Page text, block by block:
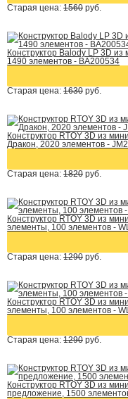
Старая цена: 1560 руб.
Конструктор Balody LP 3D
1490 элементов - BA200534
Старая цена: 1630 руб.
Конструктор RTOY 3D из
Дракон, 2020 элементов -
Старая цена: 1820 руб.
Конструктор RTOY 3D из
элементы, 100 элементов -
Старая цена: 1290 руб.
Конструктор RTOY 3D из
элементы, 100 элементов -
Старая цена: 1290 руб.
Конструктор RTOY 3D из
предложение, 1500